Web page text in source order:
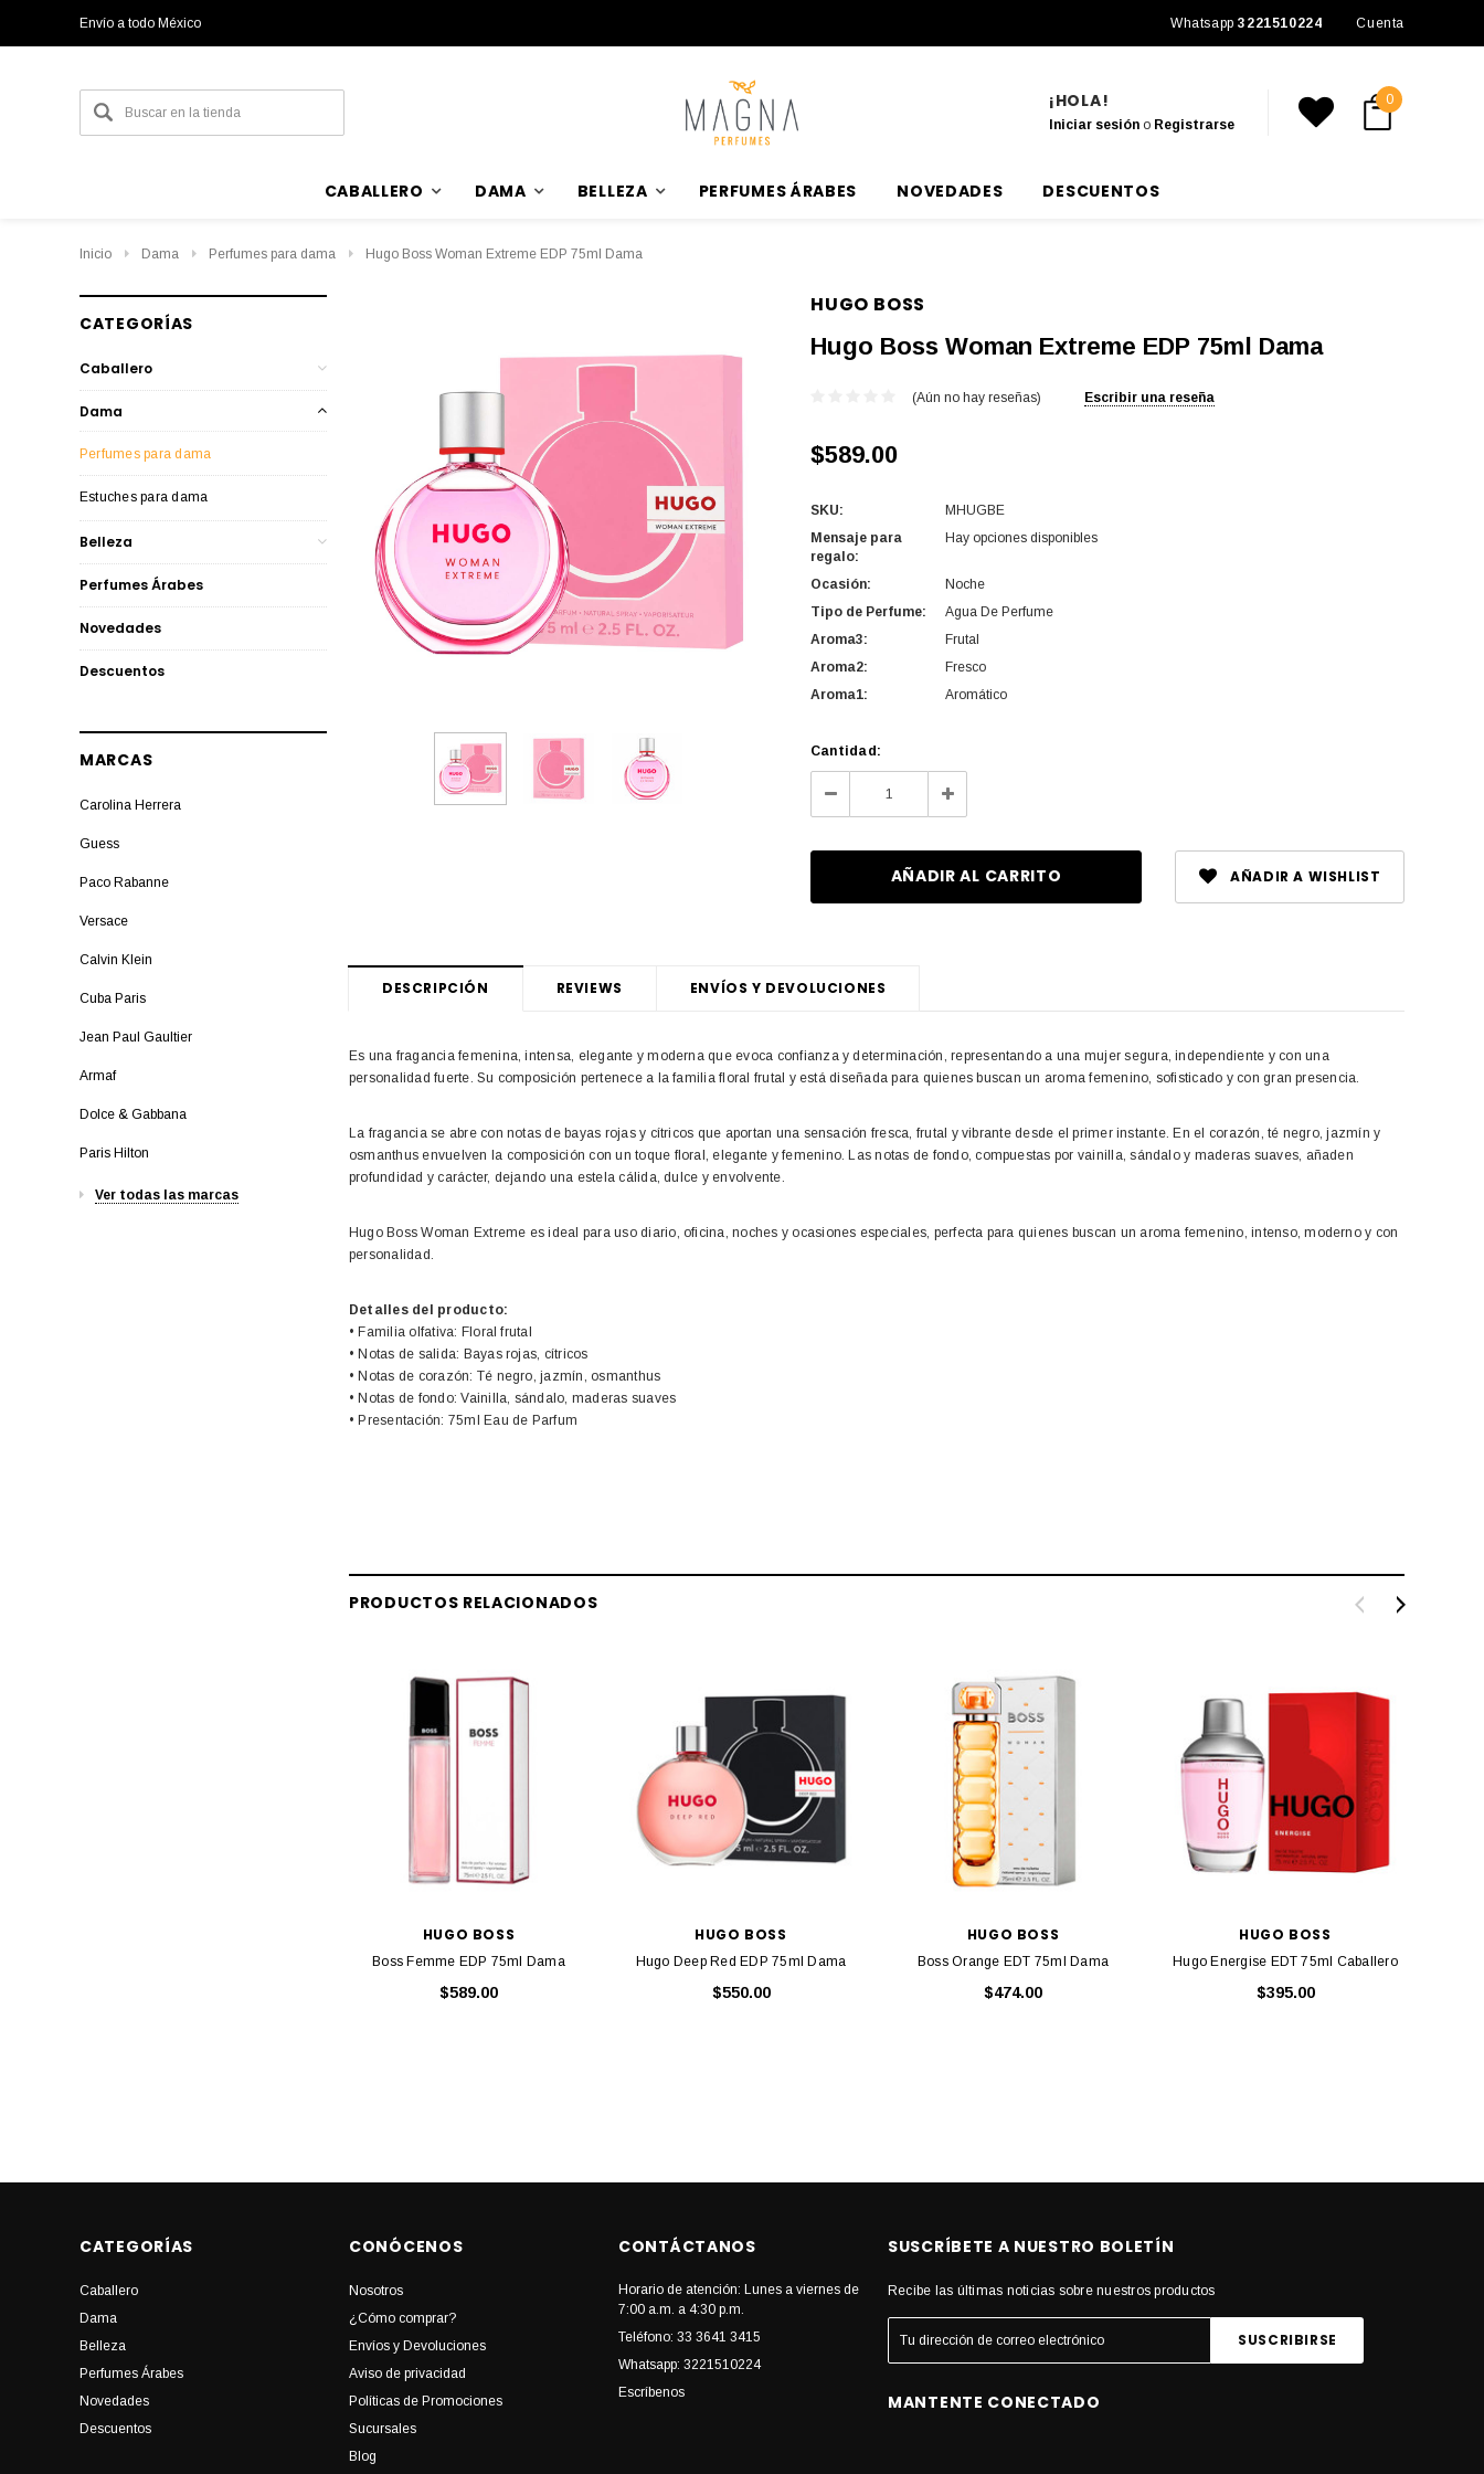
Envío a todo México Envío a todo MéxicoWhatsapp3221510224 Cuenta
¡HOLA!
Iniciar sesión o Registrarse
0
CABALLERO DAMA BELLEZA PERFUMES ÁRABES NOVEDADES DESCUENTOS
Inicio Dama Perfumes para dama Hugo Boss Woman Extreme EDP 75ml Dama
CATEGORÍAS
Caballero
Dama
Perfumes para dama
Estuches para dama
Belleza
Perfumes Árabes
Novedades
Descuentos
MARCAS
Carolina Herrera
Guess
Paco Rabanne
Versace
Calvin Klein
Cuba Paris
Jean Paul Gaultier
Armaf
Dolce & Gabbana
Paris Hilton
Ver todas las marcas
HUGO BOSS
Hugo Boss Woman Extreme EDP 75ml Dama
(Aún no hay reseñas) Escribir una reseña
$589.00
SKU:
MHUGBE
Mensaje para
regalo:
Hay opciones disponibles
Ocasión:
Noche
Tipo de Perfume:
Agua De Perfume
Aroma3:
Frutal
Aroma2:
Fresco
Aroma1:
Aromático
Cantidad
actual
de
Cantidad:
Disminuir
cantidad
undefined
Aumentar
la
cantidad
undefined
AÑADIR A WISHLIST
DESCRIPCIÓN REVIEWS ENVÍOS Y DEVOLUCIONES
Es una fragancia femenina, intensa, elegante y moderna que evoca confianza y determinación, representando a una mujer segura, independiente y con una
personalidad fuerte. Su composición pertenece a la familia floral frutal y está diseñada para quienes buscan un aroma femenino, sofisticado y con gran presencia.
La fragancia se abre con notas de bayas rojas y cítricos que aportan una sensación fresca, frutal y vibrante desde el primer instante. En el corazón, té negro, jazmín y
osmanthus envuelven la composición con un toque floral, elegante y femenino. Las notas de fondo, compuestas por vainilla, sándalo y maderas suaves, añaden
profundidad y carácter, dejando una estela cálida, dulce y envolvente.
Hugo Boss Woman Extreme es ideal para uso diario, oficina, noches y ocasiones especiales, perfecta para quienes buscan un aroma femenino, intenso, moderno y con
personalidad.
Detalles del producto:
• Familia olfativa: Floral frutal
• Notas de salida: Bayas rojas, cítricos
• Notas de corazón: Té negro, jazmín, osmanthus
• Notas de fondo: Vainilla, sándalo, maderas suaves
• Presentación: 75ml Eau de Parfum
PRODUCTOS RELACIONADOS
HUGO BOSS
Boss Femme EDP 75ml Dama
$589.00
HUGO BOSS
Hugo Deep Red EDP 75ml Dama
$550.00
HUGO BOSS
Boss Orange EDT 75ml Dama
$474.00
HUGO BOSS
Hugo Energise EDT 75ml Caballero
$395.00
CATEGORÍAS
Caballero
Dama
Belleza
Perfumes Árabes
Novedades
Descuentos
CONÓCENOS
Nosotros
¿Cómo comprar?
Envíos y Devoluciones
Aviso de privacidad
Políticas de Promociones
Sucursales
Blog
CONTÁCTANOS
Horario de atención: Lunes a viernes de
7:00 a.m. a 4:30 p.m.
Teléfono: 33 3641 3415
Whatsapp: 3221510224
Escríbenos
SUSCRÍBETE A NUESTRO BOLETÍN
Recibe las últimas noticias sobre nuestros productos
MANTENTE CONECTADO